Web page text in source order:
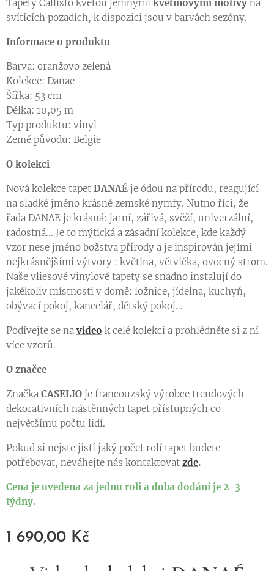
Tapety Callisto kvetou jemnými květinovými motivy na
svítících pozadích, k dispozici jsou v barvách sezóny.
Informace o produktu
Barva: oranžovo zelená
Kolekce: Danae
Šířka: 53 cm
Délka: 10,05 m
Typ produktu: vinyl
Země původu: Belgie
O kolekci
Nová kolekce tapet DANAÉ je ódou na přírodu, reagující
na sladké jméno krásné zemské nymfy. Nutno říci, že
řada DANAE je krásná: jarní, zářivá, svěží, univerzální,
radostná... Je to mýtická a zásadní kolekce, kde každý
vzor nese jméno božstva přírody a je inspirován jejími
nejkrásnějšími výtvory : květina, větvička, ovocný strom.
Naše vliesové vinylové tapety se snadno instalují do
jakékoliv místnosti v domě: ložnice, jídelna, kuchyň,
obývací pokoj, kancelář, dětský pokoj...
Podívejte se na video k celé kolekci a prohlédněte si z ní
více vzorů.
O značce
Značka CASELIO je francouzský výrobce trendových
dekorativních nástěnných tapet přístupných co
největšímu počtu lidí.
Pokud si nejste jistí jaký počet rolí tapet budete
potřebovat, neváhejte nás kontaktovat zde.
Cena je uvedena za jednu roli a doba dodání je 2-3
týdny.
1 690,00 Kč